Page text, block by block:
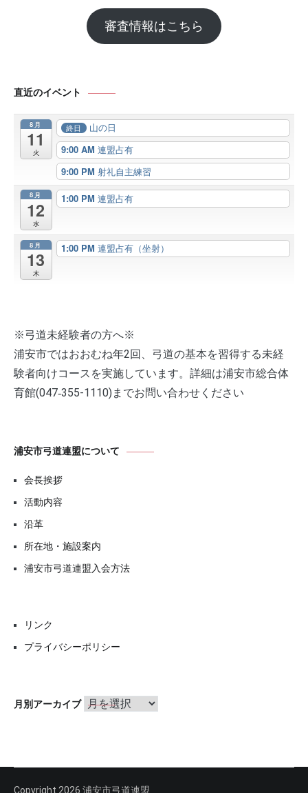
審査情報はこちら
直近のイベント
8月
11
火
終日
山の日
9:00 AM 連盟占有
9:00 PM 射礼自主練習
8月
12
水
1:00 PM 連盟占有
8月
13
木
1:00 PM 連盟占有（坐射）
※弓道未経験者の方へ※
浦安市ではおおむね年2回、弓道の基本を習得する未経
験者向けコースを実施しています。詳細は浦安市総合体
育館(047‐355-1110)までお問い合わせください
浦安市弓道連盟について
会長挨拶
活動内容
沿革
所在地・施設案内
浦安市弓道連盟入会方法
リンク
プライバシーポリシー
月別アーカイブ 月
ブ
Copyright 2026 浦安市弓道連盟